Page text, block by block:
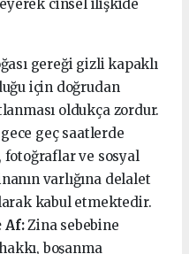
cinsel ilişkide
gereği gizli kapaklı
için doğrudan
oldukça zordur.
geç saatlerde
fotoğraflar ve sosyal
varlığına delalet
kabul etmektedir.
Af:Zina sebebine
boşanma